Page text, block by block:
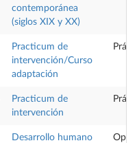
contemporánea
(siglos XIX y XX)
Practicum de
intervención/Curso
adaptación
Practicum de
intervención
Desarrollo humano